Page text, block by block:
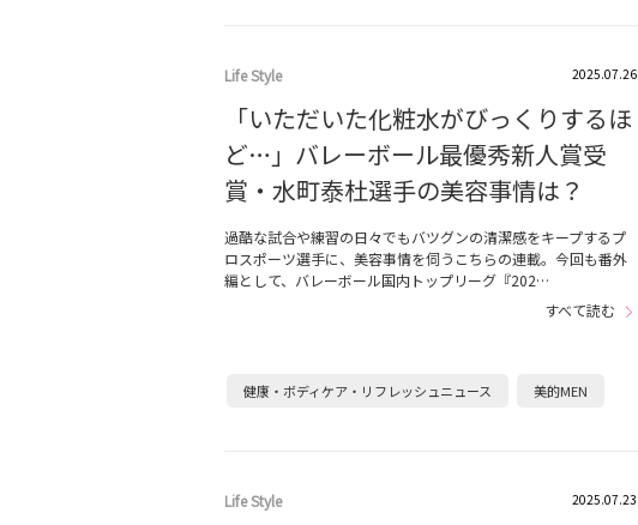
Life Style 2025.07.26
「いただいた化粧水がびっくりするほ
ど…」バレーボール最優秀新人賞受
賞・水町泰杜選手の美容事情は？
過酷な試合や練習の日々でもバツグンの清潔感をキープするプ
ロスポーツ選手に、美容事情を伺うこちらの連載。今回も番外
編として、バレーボール国内トップリーグ『202…
すべて読む
健康・ボディケア・リフレッシュニュース 美的MEN
Life Style 2025.07.23